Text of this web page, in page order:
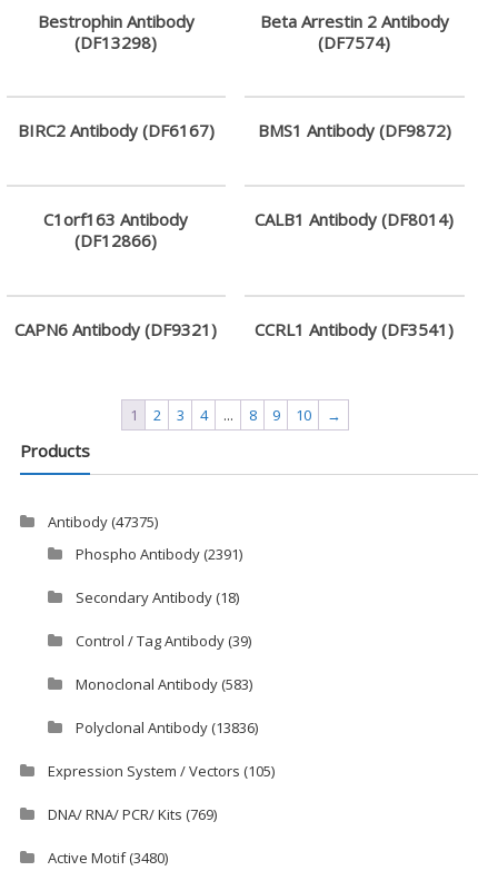
研
究
應
Bestrophin Antibody
(DF13298)
Beta Arrestin 2 Antibody
(DF7574)
BIRC2 Antibody (DF6167) BMS1 Antibody (DF9872)
C1orf163 Antibody
(DF12866)
CALB1 Antibody (DF8014)
CAPN6 Antibody (DF9321) CCRL1 Antibody (DF3541)
1 2 3 4 ... 8 9 10 →
Products
Antibody(47375)
Phospho Antibody(2391)
Secondary Antibody(18)
Control / Tag Antibody(39)
Monoclonal Antibody(583)
Polyclonal Antibody(13836)
Expression System / Vectors (105)
DNA/ RNA/ PCR/ Kits (769)
Active Motif(3480)